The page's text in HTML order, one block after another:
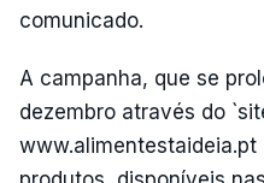
comunicado.
A campanha, que se
dezembro através do